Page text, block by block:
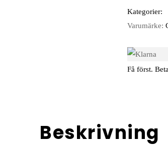
Kategorier:
Varumärke:
Få först.
Beskrivning